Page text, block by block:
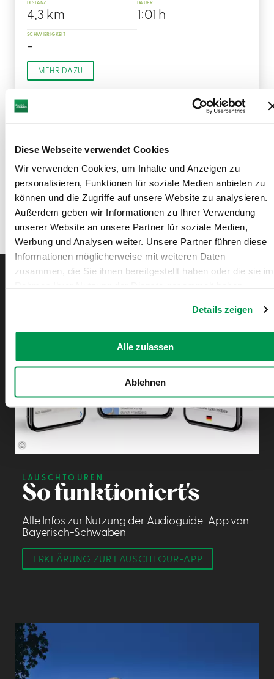
Diese Webseite verwendet Cookies
Wir verwenden Cookies, um Inhalte und Anzeigen zu
personalisieren, Funktionen für soziale Medien anbieten zu
können und die Zugriffe auf unsere Website zu analysieren.
Außerdem geben wir Informationen zu Ihrer Verwendung
unserer Website an unsere Partner für soziale Medien,
Werbung und Analysen weiter. Unsere Partner führen diese
Informationen möglicherweise mit weiteren Daten
zusammen, die Sie ihnen bereitgestellt haben oder die sie im
Details zeigen
Alle zulassen
Ablehnen
DISTANZ
4,3 km
DAUER
1:01 h
SCHWIERIGKEIT
-
MEHR DAZU
©
LAUSCHTOUREN
So funktioniert's
Alle Infos zur Nutzung der Audioguide-App von
Bayerisch-Schwaben
ERKLÄRUNG ZUR LAUSCHTOUR-APP